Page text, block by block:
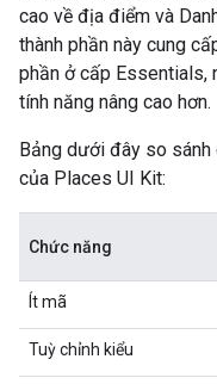
cao về địa điểm và
thành phần này cung
phần ở cấp Essentials,
tính năng nâng cao hơn.
Bảng dưới đây so
của Places UI Kit:
Chức năng
Ít mã
Tuỳ chỉnh kiểu